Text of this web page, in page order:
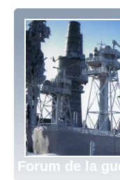
Forum de la